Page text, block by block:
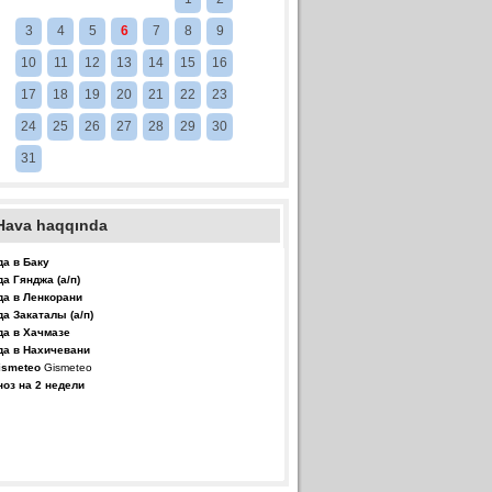
3 4 5 6 7 8 9
10 11 12 13 14 15 16
17 18 19 20 21 22 23
24 25 26 27 28 29 30
31
haqqında
в Баку
Гянджа (а/п)
в Ленкорани
Закаталы (а/п)
в Хачмазе
в Нахичевани
Gismeteo
на 2 недели